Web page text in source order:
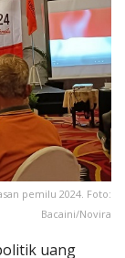
pemilu 2024. Foto:
Bacaini/Novira
uang